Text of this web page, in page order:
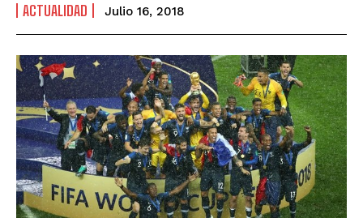
ACTUALIDAD Julio 16, 2018